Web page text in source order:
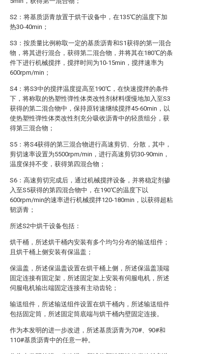
S2：将基质沥青放置于烘干设备中，在135℃的温度下加
热30-40min；
S3：按质量比例称取一定的基质沥青和S1获得的第一混合
物，将其进行混合，获得第二混合物，并将其在180℃的条
件下进行机械搅拌，搅拌时间为10-15min，搅拌速率为
600rpm/min；
S4：将S3中的搅拌温度提高至190℃，在快速搅拌的条件
下，将称取的热塑性弹性体类改性剂材料缓慢地加入至S3
获得的第二混合物中，保持原转速继续搅拌45-60min，以
使热塑性弹性体类改性剂充分吸收沥青中的轻质组分，获
得第三混合物；
S5：将S4获得的第三混合物进行高速剪切、分散，其中，
剪切速率设置为5500rpm/min，进行高速剪切30-90min，
温度保持不变，获得第四混合物；
S6：高速剪切完成后，通过机械搅拌设备，并将稳定剂掺
入至S5获得的第四混合物中，在190℃的温度下以
600rpm/min的速率进行机械搅拌120-180min，以获得超粘
韧沥青；
所述S2中烘干设备包括：
烘干桶，所述烘干桶内安装有多个均匀分布的输送组件；
且烘干桶上侧安装有保温盖；
保温盖，所述保温盖设置在烘干桶上侧，所述保温盖顶端
固定连接有固定架，所述固定架上安装有伺服电机，所述
伺服电机输出端固定连接有主动齿轮；
输送组件，所述输送组件设置在烘干桶内，所述输送组件
包括固定筒，所述固定筒底端与烘干桶内壁固定连接。
作为本发明的进一步改进，所述基质沥青为70#、90#和
110#基质沥青中的任意一种。